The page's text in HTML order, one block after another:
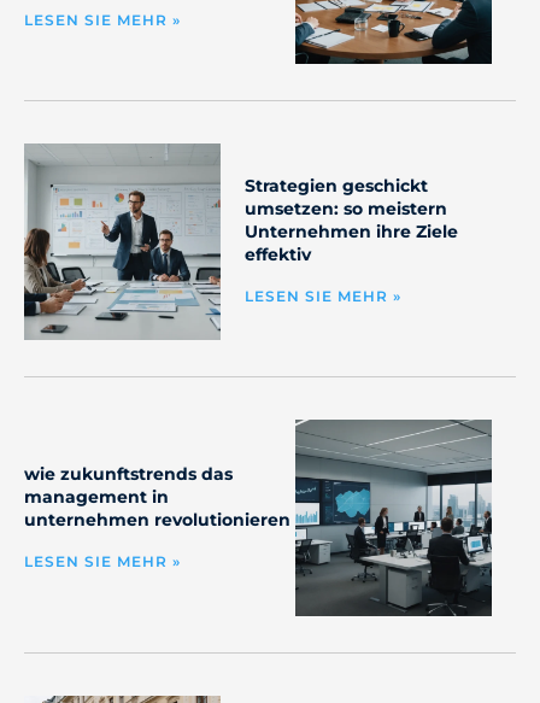
LESEN SIE MEHR »
Strategien geschickt
umsetzen: so meistern
Unternehmen ihre Ziele
effektiv
LESEN SIE MEHR »
wie zukunftstrends das
management in
unternehmen revolutionieren
LESEN SIE MEHR »